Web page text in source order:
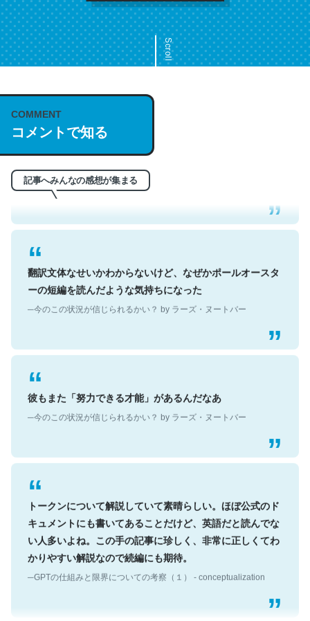
Scroll
COMMENT
コメントで知る
記事へみんなの感想が集まる
これは名文。彼はとてもクレバーなんだろうなと凄く思
う。英語少しでも読める人は原文もお勧め。自分はこの流
れ好き。Let’s Fucking Go. Then Covid hit. Shit.
─今のこの状況が信じられるかい？ by ラーズ・ヌートバー
翻訳文体なせいかわからないけど、なぜかポールオースタ
ーの短編を読んだような気持ちになった
彼もまた「努力できる才能」があるんだなあ
トークンについて解説していて素晴らしい。ほぼ公式のド
キュメントにも書いてあることだけど、英語だと読んでな
い人多いよね。この手の記事に珍しく、非常に正しくてわ
かりやすい解説なので続編にも期待。